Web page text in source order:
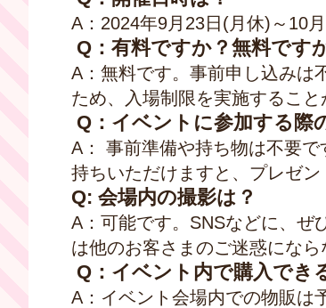
A ： 2024年9月 23日(月休) ～ 10月
Q：有料ですか？無料です
A ：無料です。事前申し込み
ため、入場制限を実施すること
Q：イベントに参加する際
A ： 事前準備や持ち物は不要
持ちいただけますと、プレゼ
Q: 会場内の撮影は？
A ：可能です。SNSなどに、
は他のお客さまのご迷惑になら
Q：イベント内で購入でき
A ：イベント会場内での物販は